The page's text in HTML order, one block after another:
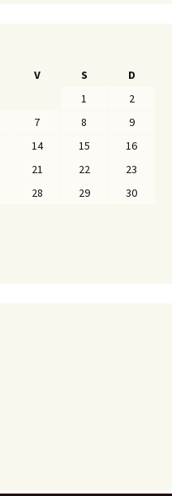
V S
D
1
2
7 8
9
14 15
16
21 22
23
28 29
30